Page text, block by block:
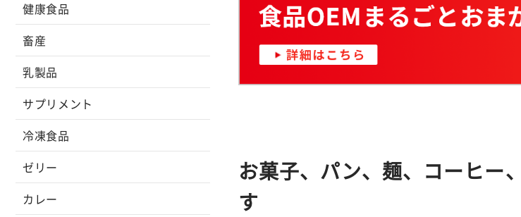
健康食品
畜産
乳製品
サプリメント
冷凍食品
ゼリー
カレー
お菓子、パン、麺、コーヒ
す